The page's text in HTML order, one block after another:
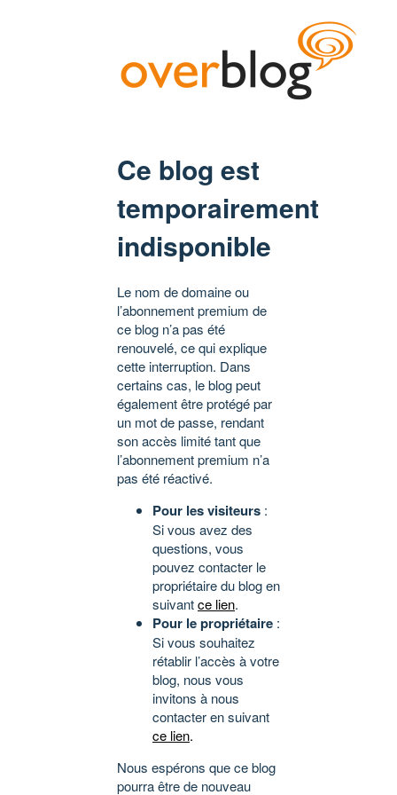
Ce blog est
temporairement
indisponible
Le nom de domaine ou
l’abonnement premium de
ce blog n’a pas été
renouvelé, ce qui explique
cette interruption. Dans
certains cas, le blog peut
également être protégé par
un mot de passe, rendant
son accès limité tant que
l’abonnement premium n’a
pas été réactivé.
Pour les visiteurs :
Si vous avez des
questions, vous
pouvez contacter le
propriétaire du blog en
suivantce lien.
Pour le propriétaire :
Si vous souhaitez
rétablir l’accès à votre
blog, nous vous
invitons à nous
contacter en suivant
ce lien.
Nous espérons que ce blog
pourra être de nouveau